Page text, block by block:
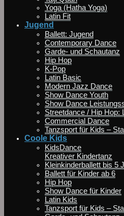
Yoga (Hatha Yoga)
Latin Fit
Jugend
Ballett: Jugend
Contemporary Dance
Garde- und Schautanz
Hip Hop
K-Pop
Latin Basic
Modern Jazz Dance
Show Dance Youth
Show Dance
Streetdance / Hip Hop:
Commercial Dance
Tanzsport für Kids –
Coole Kids
KidsDance
Kreativer Kindertanz
Kleinkinderballett bis 5
Ballett für Kinder ab 6
Hip Hop
Show Dance für Kinder
Latin Kids
Tanzsport für Kids –